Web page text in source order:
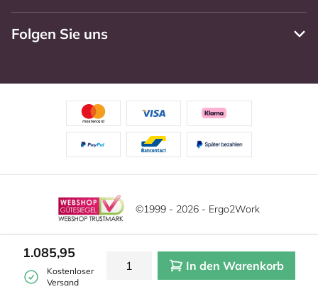
1.085,95
Kostenloser
Versand
In den Warenkorb
Folgen Sie uns
©1999 - 2026 - Ergo2Work
Haftungsausschluss
Allgemeine Geschäftsbedingungen
Cookie-Einstellungen
Diese Website verwendet Cookies. Lesen Sie unsere
Datenschutzerklärung für weitere Informationen.Mehr
|Verstecken